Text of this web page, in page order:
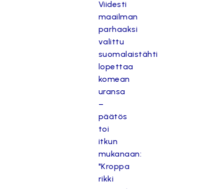
Viidesti
maailman
parhaaksi
valittu
suomalaistähti
lopettaa
komean
uransa
–
päätös
toi
itkun
mukanaan:
"Kroppa
rikki